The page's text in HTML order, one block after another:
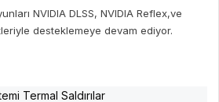
NVIDIA DLSS, NVIDIA Reflex,ve
desteklemeye devam ediyor.